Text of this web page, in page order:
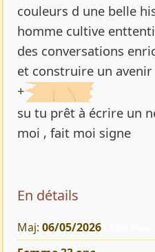
couleurs d une belle
homme cultive
des conversations
et construire un
+
su tu prêt à écrire un
moi , fait moi signe
En détails
Maj: 06/05/2026